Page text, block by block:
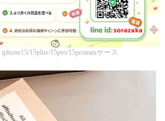
iphone15/15plus/15pro/15promaxケース